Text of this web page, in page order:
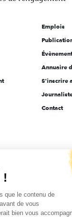
Emplois
Annuaire
S'inscrire
Contact
!
que le contenu de
de vous
bien vous